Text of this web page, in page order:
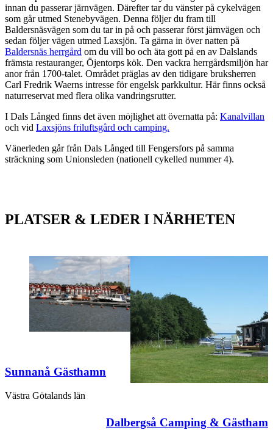
innan du passerar järnvägen. Därefter tar du vänster på cykelvägen
som går utmed Stenebyvägen. Denna följer du fram till
Baldersnäsvägen som du tar in på och passerar först järnvägen och
sedan följer vägen utmed Laxsjön. Ta gärna in över natten på
Baldersnäs herrgård om du vill bo och äta gott på en av Dalslands
främsta restauranger, Öjentorps kök. Den vackra herrgårdsmiljön har
anor från 1700-talet. Området präglas av den tidigare bruksherren
Carl Fredrik Waerns intresse för engelsk parkkultur. Här finns också
naturreservat med flera olika vandringsrutter.
I Dals Långed finns det även möjlighet att övernatta på: Kanalvillan
och vid Laxsjöns friluftsgård och camping.
Vänerleden går från Dals Långed till Fengersfors på samma
sträckning som Unionsleden (nationell cykelled nummer 4).
PLATSER & LEDER I NÄRHETEN
Sunnanå Gästhamn
Västra Götalands län
Dalbergså Camping &